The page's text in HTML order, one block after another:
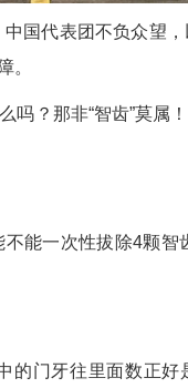
国代表团不负众望
。
？那非“智齿”莫属
能一次性拔除4颗
门牙往里面数正